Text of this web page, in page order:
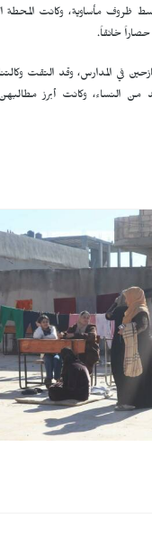
ظروف مأساوية، وكانت المحطة
حصاراً خانقاً.
في المدارس، وقد التقت
من النساء، وكانت أبرز